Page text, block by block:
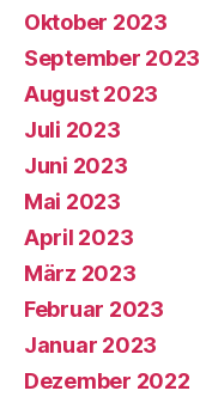
Oktober 2023
September 2023
August 2023
Juli 2023
Juni 2023
Mai 2023
April 2023
März 2023
Februar 2023
Januar 2023
Dezember 2022